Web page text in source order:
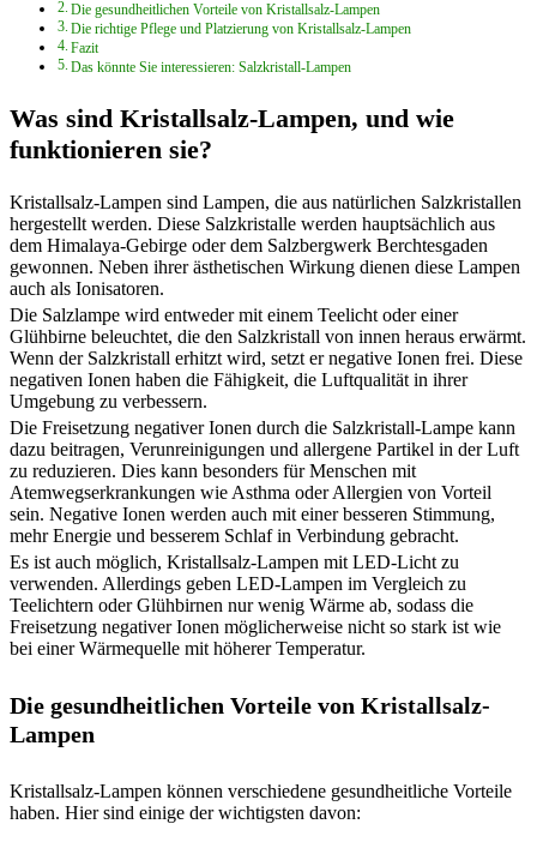
Die gesundheitlichen Vorteile von Kristallsalz-Lampen
Die richtige Pflege und Platzierung von Kristallsalz-Lampen
Fazit
Das könnte Sie interessieren: Salzkristall-Lampen
Was sind Kristallsalz-Lampen, und wie
funktionieren sie?
Kristallsalz-Lampen sind Lampen, die aus natürlichen Salzkristallen
hergestellt werden. Diese Salzkristalle werden hauptsächlich aus
dem Himalaya-Gebirge oder dem Salzbergwerk Berchtesgaden
gewonnen. Neben ihrer ästhetischen Wirkung dienen diese Lampen
auch als Ionisatoren.
Die Salzlampe wird entweder mit einem Teelicht oder einer
Glühbirne beleuchtet, die den Salzkristall von innen heraus erwärmt.
Wenn der Salzkristall erhitzt wird, setzt er negative Ionen frei. Diese
negativen Ionen haben die Fähigkeit, die Luftqualität in ihrer
Umgebung zu verbessern.
Die Freisetzung negativer Ionen durch die Salzkristall-Lampe kann
dazu beitragen, Verunreinigungen und allergene Partikel in der Luft
zu reduzieren. Dies kann besonders für Menschen mit
Atemwegserkrankungen wie Asthma oder Allergien von Vorteil
sein. Negative Ionen werden auch mit einer besseren Stimmung,
mehr Energie und besserem Schlaf in Verbindung gebracht.
Es ist auch möglich, Kristallsalz-Lampen mit LED-Licht zu
verwenden. Allerdings geben LED-Lampen im Vergleich zu
Teelichtern oder Glühbirnen nur wenig Wärme ab, sodass die
Freisetzung negativer Ionen möglicherweise nicht so stark ist wie
bei einer Wärmequelle mit höherer Temperatur.
Die gesundheitlichen Vorteile von Kristallsalz-
Lampen
Kristallsalz-Lampen können verschiedene gesundheitliche Vorteile
haben. Hier sind einige der wichtigsten davon: